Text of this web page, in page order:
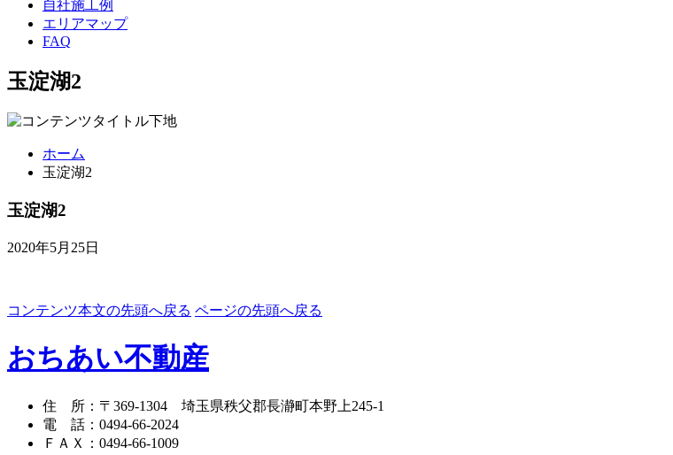
自社施工例
エリアマップ
FAQ
玉淀湖2
ホーム
玉淀湖2
玉淀湖2
2020年5月25日
コンテンツ本文の先頭へ戻る ページの先頭へ戻る
おちあい不動産
住 所 ： 〒369-1304 埼玉県秩父郡長瀞町本野上245-1
電 話 ： 0494-66-2024
ＦＡＸ
： 0494-66-1009